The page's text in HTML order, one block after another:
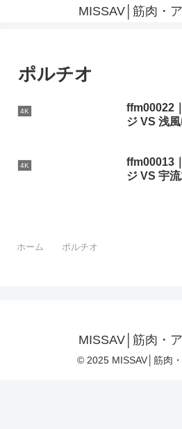
MISSAV│筋肉・
ポルチオ
4K
ffm00022
ジ VS 浅
4K
ffm00013
ジ VS 宇
ホーム ポルチオ
MISSAV│筋肉・
© 2025 MISSAV│筋肉・